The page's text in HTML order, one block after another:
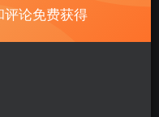
关注
2 8802 579
论免费获得